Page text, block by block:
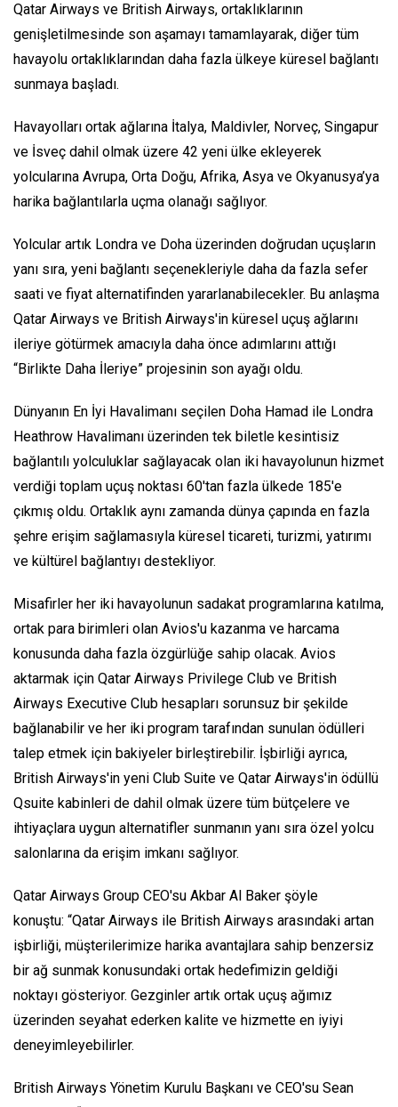
Qatar Airways ve British Airways, ortaklıklarının
genişletilmesinde son aşamayı tamamlayarak, diğer tüm
havayolu ortaklıklarından daha fazla ülkeye küresel bağlantı
sunmaya başladı.
Havayolları ortak ağlarına İtalya, Maldivler, Norveç, Singapur
ve İsveç dahil olmak üzere 42 yeni ülke ekleyerek
yolcularına Avrupa, Orta Doğu, Afrika, Asya ve Okyanusya’ya
harika bağlantılarla uçma olanağı sağlıyor.
Yolcular artık Londra ve Doha üzerinden doğrudan uçuşların
yanı sıra, yeni bağlantı seçenekleriyle daha da fazla sefer
saati ve fiyat alternatifinden yararlanabilecekler. Bu anlaşma
Qatar Airways ve British Airways'in küresel uçuş ağlarını
ileriye götürmek amacıyla daha önce adımlarını attığı
“Birlikte Daha İleriye” projesinin son ayağı oldu.
Dünyanın En İyi Havalimanı seçilen Doha Hamad ile Londra
Heathrow Havalimanı üzerinden tek biletle kesintisiz
bağlantılı yolculuklar sağlayacak olan iki havayolunun hizmet
verdiği toplam uçuş noktası 60'tan fazla ülkede 185'e
çıkmış oldu. Ortaklık aynı zamanda dünya çapında en fazla
şehre erişim sağlamasıyla küresel ticareti, turizmi, yatırımı
ve kültürel bağlantıyı destekliyor.
Misafirler her iki havayolunun sadakat programlarına katılma,
ortak para birimleri olan Avios'u kazanma ve harcama
konusunda daha fazla özgürlüğe sahip olacak. Avios
aktarmak için Qatar Airways Privilege Club ve British
Airways Executive Club hesapları sorunsuz bir şekilde
bağlanabilir ve her iki program tarafından sunulan ödülleri
talep etmek için bakiyeler birleştirebilir. İşbirliği ayrıca,
British Airways'in yeni Club Suite ve Qatar Airways'in ödüllü
Qsuite kabinleri de dahil olmak üzere tüm bütçelere ve
ihtiyaçlara uygun alternatifler sunmanın yanı sıra özel yolcu
salonlarına da erişim imkanı sağlıyor.
Qatar Airways Group CEO'su Akbar Al Baker şöyle
konuştu: “Qatar Airways ile British Airways arasındaki artan
işbirliği, müşterilerimize harika avantajlara sahip benzersiz
bir ağ sunmak konusundaki ortak hedefimizin geldiği
noktayı gösteriyor. Gezginler artık ortak uçuş ağımız
üzerinden seyahat ederken kalite ve hizmette en iyiyi
deneyimleyebilirler.
British Airways Yönetim Kurulu Başkanı ve CEO'su Sean